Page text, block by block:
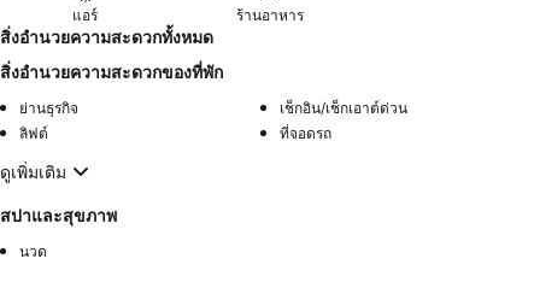
แอร์ ร้านอาหาร
สิ่งอำนวยความสะดวกทั้งหมด
สิ่งอำนวยความสะดวกของที่พัก
ย่านธุรกิจ
เช็กอิน/เช็กเอาต์ด่วน
ลิฟต์
ที่จอดรถ
ดูเพิ่มเติม
สปาและสุขภาพ
นวด